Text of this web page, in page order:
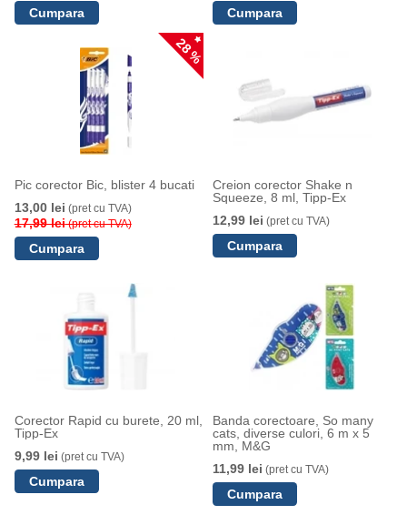
28 %
Pic corector Bic, blister 4 bucati
13,00 lei (pret cu TVA)
17,99 lei(pret cu TVA)
Creion corector Shake n
Squeeze, 8 ml, Tipp-Ex
12,99 lei (pret cu TVA)
Corector Rapid cu burete, 20 ml,
Tipp-Ex
9,99 lei (pret cu TVA)
Banda corectoare, So many
cats, diverse culori, 6 m x 5
mm, M&G
11,99 lei (pret cu TVA)